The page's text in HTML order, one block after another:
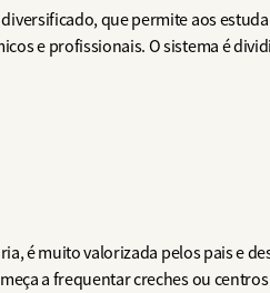
que permite aos
e profissionais. O sistema é
é muito valorizada pelos pais e
a frequentar creches ou